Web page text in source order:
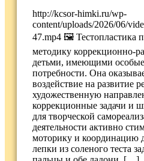
http://kcsor-himki.ru/wp-
content/uploads/2026/06/
47.mp4 🖼 Тестопластика
методику коррекционно-
детьми, имеющими особые
потребности. Она
воздействие на развитие
художественную
коррекционные задачи и
для творческой
деятельности активно
моторику и координацию
лепки из соленого теста